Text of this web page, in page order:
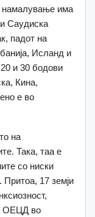
намалување има
Саудиска
падот на
Исланд и
и 30 бодови
Кина,
е во
на
Така, таа е
со ниски
Притоа, 17 земји
ОЕЦД во